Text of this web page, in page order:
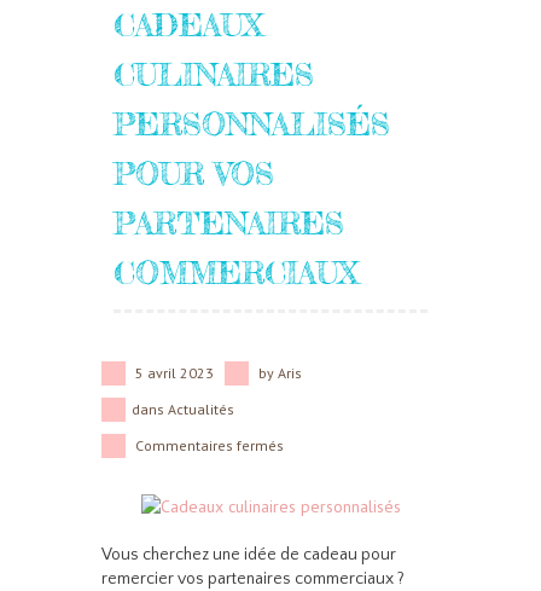
CADEAUX
CULINAIRES
PERSONNALISÉS
POUR VOS
PARTENAIRES
COMMERCIAUX
5 avril 2023 by Aris
dans Actualités
Commentaires fermés
Vous cherchez une idée de cadeau pour
remercier vos partenaires commerciaux ?